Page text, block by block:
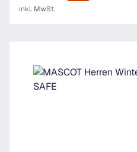
inkl. MwSt.